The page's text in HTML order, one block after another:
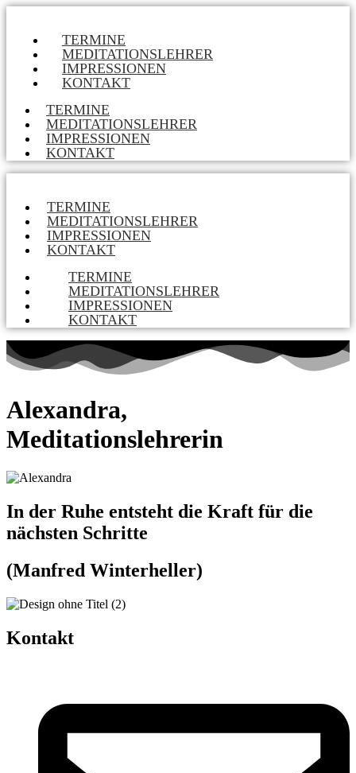
TERMINE
MEDITATIONSLEHRER
IMPRESSIONEN
KONTAKT
TERMINE
MEDITATIONSLEHRER
IMPRESSIONEN
KONTAKT
TERMINE
MEDITATIONSLEHRER
IMPRESSIONEN
KONTAKT
TERMINE
MEDITATIONSLEHRER
IMPRESSIONEN
KONTAKT
Alexandra,
Meditationslehrerin
In der Ruhe entsteht die Kraft für die
nächsten Schritte
(Manfred Winterheller)
Kontakt